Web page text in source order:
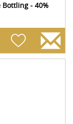
Bottling - 40%